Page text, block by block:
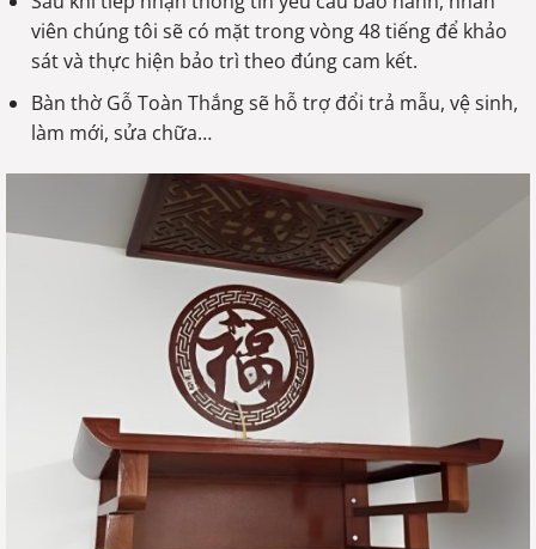
viên chúng tôi sẽ có mặt trong vòng 48 tiếng để khảo
sát và thực hiện bảo trì theo đúng cam kết.
Bàn thờ Gỗ Toàn Thắng sẽ hỗ trợ đổi trả mẫu, vệ sinh,
làm mới, sửa chữa…